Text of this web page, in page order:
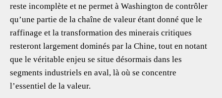
reste incomplète et ne permet à Washington de contrôler
qu’une partie de la chaîne de valeur étant donné que le
raffinage et la transformation des minerais critiques
resteront largement dominés par la Chine, tout en notant
que le véritable enjeu se situe désormais dans les
segments industriels en aval, là où se concentre
l’essentiel de la valeur.